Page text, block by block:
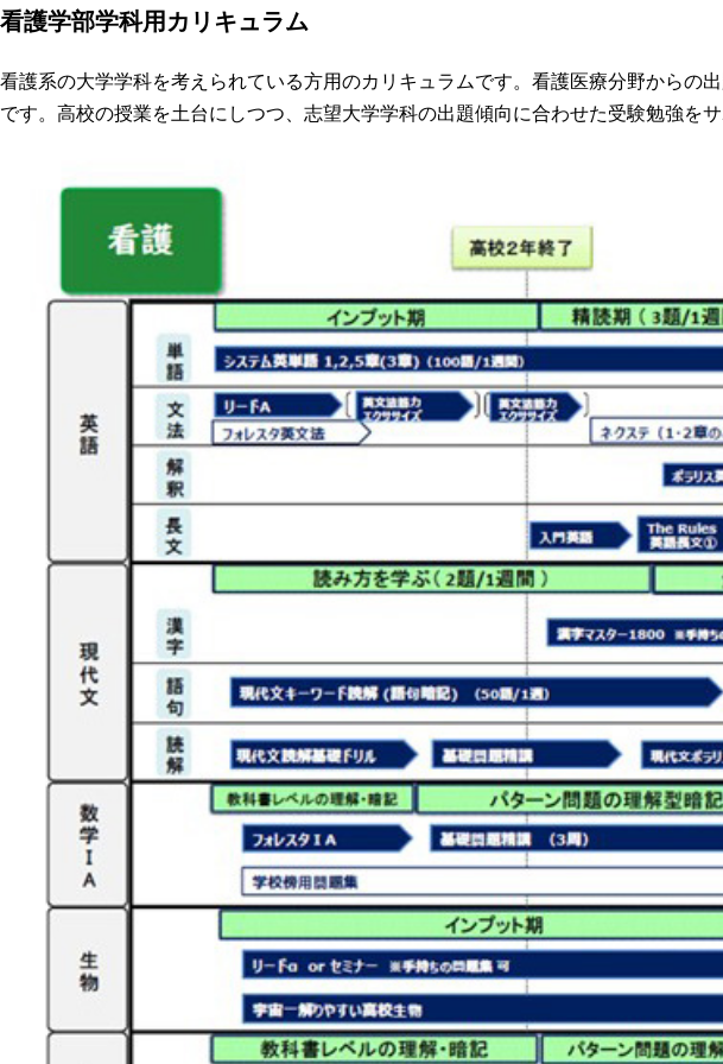
看護学部学科用カリキュラム
看護系の大学学科を考えられている方用のカリキュラムです。看護医療分野から
です。高校の授業を土台にしつつ、志望大学学科の出題傾向に合わせた受験勉強をサ